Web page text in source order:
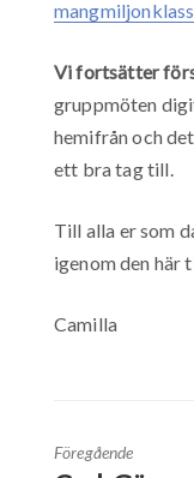
Vi fortsätter
gruppmöten
hemifrån och
ett bra tag till.
Till alla er som
igenom den här
Camilla
Föregående